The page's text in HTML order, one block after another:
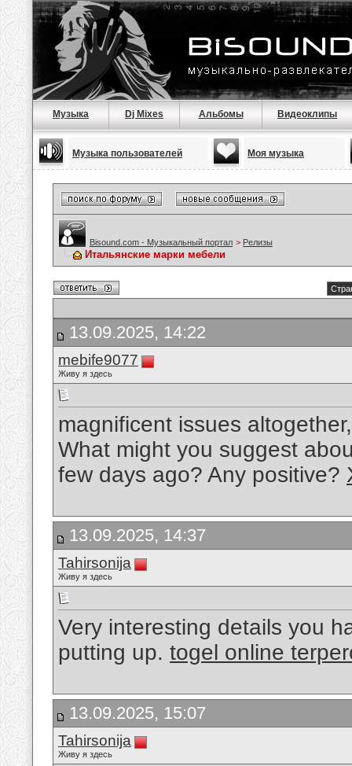
Музыка Dj Mixes Альбомы Видеоклипы
Музыка пользователей Моя музыка
Bisound.com - Музыкальный портал > Релизы
Итальянские марки мебели
13.09.2025, 14:22
mebife9077
Живу я здесь
magnificent issues
What might you suggest
few days ago? Any positive?
13.09.2025, 14:37
Tahirsonija
Живу я здесь
Very interesting details you
putting up. togel online
13.09.2025, 15:07
Tahirsonija
Живу я здесь